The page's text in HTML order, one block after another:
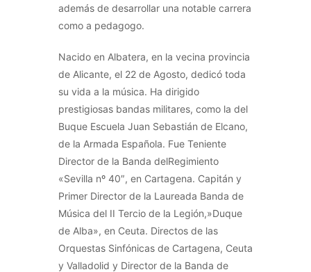
además de desarrollar una notable carrera
como a pedagogo.
Nacido en Albatera, en la vecina provincia
de Alicante, el 22 de Agosto, dedicó toda
su vida a la música. Ha dirigido
prestigiosas bandas militares, como la del
Buque Escuela Juan Sebastián de Elcano,
de la Armada Española. Fue Teniente
Director de la Banda delRegimiento
«Sevilla nº 40″, en Cartagena. Capitán y
Primer Director de la Laureada Banda de
Música del II Tercio de la Legión,»Duque
de Alba», en Ceuta. Directos de las
Orquestas Sinfónicas de Cartagena, Ceuta
y Valladolid y Director de la Banda de